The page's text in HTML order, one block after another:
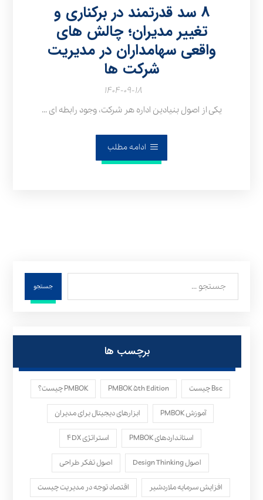
۸ سد قدرتمند در برکناری و
تغییر مدیران؛ چالش‌ های
واقعی سهامداران در مدیریت
شرکت‌ ها
۱۴۰۴-۰۹-۱۸
یکی از اصول بنیادین اداره هر شرکت، وجود رابطه‌ ای ...
ادامه مطلب
جستجو
برچسب ها
Bsc چیست PMBOK ۵th Edition PMBOK چیست؟
آموزش PMBOK ابزارهای دیجیتال برای مدیران
استانداردهای PMBOK استراتژی ۴DX
اصول Design Thinking اصول تفکر طراحی
افزایش سرمایه ملاردشیر اقتصاد توجه در مدیریت چیست